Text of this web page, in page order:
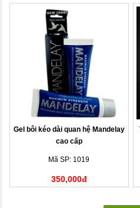
Gel bôi kéo dài quan hệ Mandelay
cao cấp
Mã SP: 1019
350,000đ